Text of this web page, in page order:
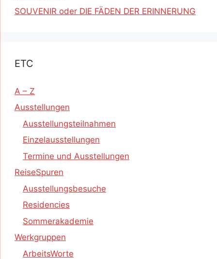
SOUVENIR oder DIE FÄDEN DER ERINNERUNG
ETC
A – Z
Ausstellungen
Ausstellungsteilnahmen
Einzelausstellungen
Termine und Ausstellungen
ReiseSpuren
Ausstellungsbesuche
Residencies
Sommerakademie
Werkgruppen
ArbeitsWorte